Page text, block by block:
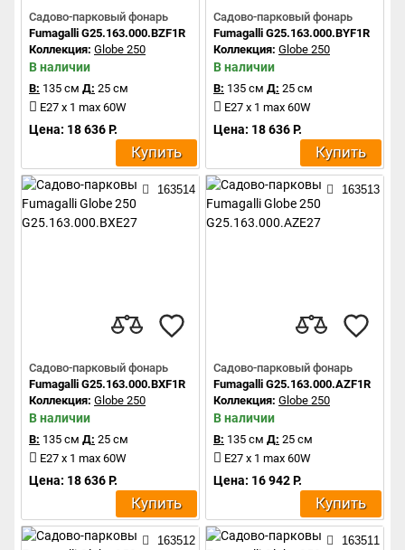
Садово-парковый фонарь
Fumagalli G25.163.000.BZF1R
Коллекция: Globe 250
В наличии
В: 135 см Д: 25 см
E27 x 1 max 60W
Цена: 18 636 Р.
Купить
Садово-парковый фонарь
Fumagalli G25.163.000.BYF1R
Коллекция: Globe 250
В наличии
В: 135 см Д: 25 см
E27 x 1 max 60W
Цена: 18 636 Р.
Купить
163514
Садово-парковый фонарь
Fumagalli G25.163.000.BXF1R
Коллекция: Globe 250
В наличии
В: 135 см Д: 25 см
E27 x 1 max 60W
Цена: 18 636 Р.
Купить
163513
Садово-парковый фонарь
Fumagalli G25.163.000.AZF1R
Коллекция: Globe 250
В наличии
В: 135 см Д: 25 см
E27 x 1 max 60W
Цена: 16 942 Р.
Купить
163512 163511